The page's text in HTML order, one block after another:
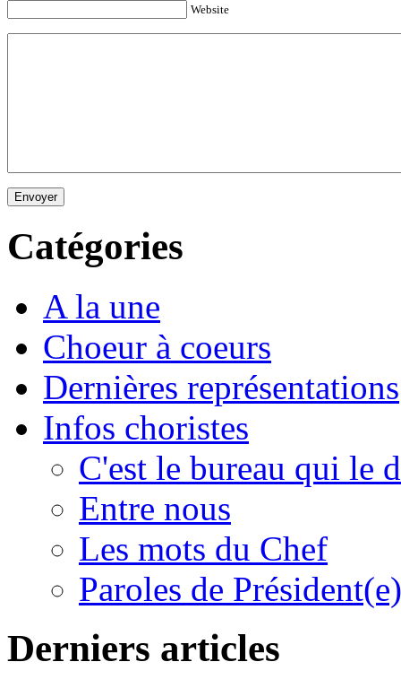
Website
Envoyer
Catégories
A la une
Choeur à coeurs
Dernières représentations
Infos choristes
C'est le bureau qui le
Entre nous
Les mots du Chef
Paroles de Président(e)
Derniers articles